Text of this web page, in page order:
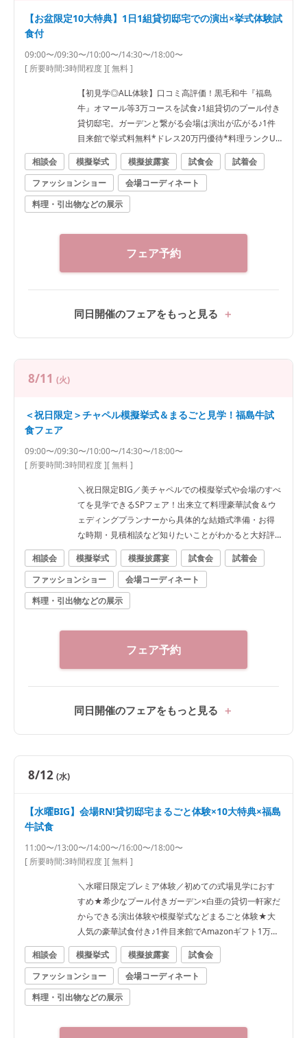
【お盆限定10大特典】1日1組貸切邸宅での演出×挙式体験試
食付
09:00〜/09:30〜/10:00〜/14:30〜/18:00〜
[ 所要時間:3時間程度][ 無料 ]
【初見学◎ALL体験】口コミ高評価！黒毛和牛『福島
牛』オマール等3万コースを試食♪1組貸切のプール付き
貸切邸宅。ガーデンと繋がる会場は演出が広がる♪1件
目来館で挙式料無料*ドレス20万円優待*料理ランクUP
特典♪ 専属プランナーがふたりの不安や疑問を全て解
消！イチから分かるBIGフェア★ぴったりなWをご提案
★ ●＼料理で選ばれてNo1★／福島県料理ランキング1
位★ゲストも大満足の料理を無料試食！3万相当福島牛
*オマール絶品コース試食★ ●郡山駅10分の好立地×非
ロップ&フライ*バルーン演出 ・模擬挙式★全天候型*
幻想的な雲海演出&感動のチャペルムービー体験など
●安心の相談会*実際に打合せを行っているプランナー
相談会 模擬挙式 模擬披露宴 試食会
試着会
ファッションショー
会場コーディネート
料理・引出物などの展示
フェア予約
同日開催のフェアをもっと見る
8/11 (火)
＜祝日限定＞チャペル模擬挙式＆まるごと見学！福島牛試
食フェア
09:00〜/09:30〜/10:00〜/14:30〜/18:00〜
[ 所要時間:3時間程度][ 無料 ]
＼祝日限定BIG／美チャペルでの模擬挙式や会場のすべ
てを見学できるSPフェア！出来立て料理豪華試食＆ウ
ェディングプランナーから具体的な結婚式準備・お得
な時期・見積相談など知りたいことがわかると大好評
★ 専属プランナーがふたりの不安や疑問を全て解消！
イチから分かるBIGフェア★ぴったりなWをご提案★
●＼料理で選ばれてNo1★／福島県料理ランキング1位
★ゲストも大満足の料理を無料試食！3万相当福島牛*
オマール絶品コース試食★ ●郡山駅10分の好立地×非
ロップ&フライ*バルーン演出 ・模擬挙式★全天候型*
幻想的な雲海演出&感動のチャペルムービー体験など
●安心の相談会*実際に打合せを行っているプランナー
相談会 模擬挙式 模擬披露宴 試食会
試着会
ファッションショー
会場コーディネート
料理・引出物などの展示
フェア予約
同日開催のフェアをもっと見る
8/12 (水)
【水曜BIG】会場RN!貸切邸宅まるごと体験×10大特典×福島
牛試食
11:00〜/13:00〜/14:00〜/16:00〜/18:00〜
[ 所要時間:3時間程度][ 無料 ]
＼水曜日限定プレミア体験／初めての式場見学におす
すめ★希少なプール付きガーデン×白亜の貸切一軒家だ
からできる演出体験や模擬挙式などまるごと体験★大
人気の豪華試食付き♪1件目来館でAmazonギフト1万円
進呈
相談会 模擬挙式 模擬披露宴
試食会
ファッションショー
会場コーディネート
料理・引出物などの展示